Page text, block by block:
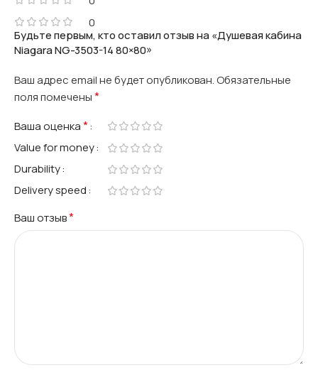
0
Будьте первым, кто оставил отзыв на «Душевая кабина
Niagara NG-3503-14 80×80»
Ваш адрес email не будет опубликован.Обязательные
поля помечены*
Ваша оценка*
Value for money
Durability
Delivery speed
Ваш отзыв*